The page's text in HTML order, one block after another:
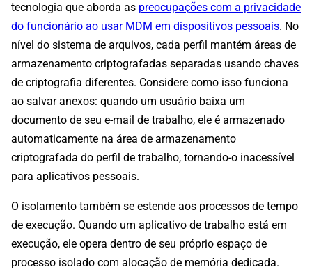
tecnologia que aborda as preocupações com a privacidade
do funcionário ao usar MDM em dispositivos pessoais. No
nível do sistema de arquivos, cada perfil mantém áreas de
armazenamento criptografadas separadas usando chaves
de criptografia diferentes. Considere como isso funciona
ao salvar anexos: quando um usuário baixa um
documento de seu e-mail de trabalho, ele é armazenado
automaticamente na área de armazenamento
criptografada do perfil de trabalho, tornando-o inacessível
para aplicativos pessoais.
O isolamento também se estende aos processos de tempo
de execução. Quando um aplicativo de trabalho está em
execução, ele opera dentro de seu próprio espaço de
processo isolado com alocação de memória dedicada.